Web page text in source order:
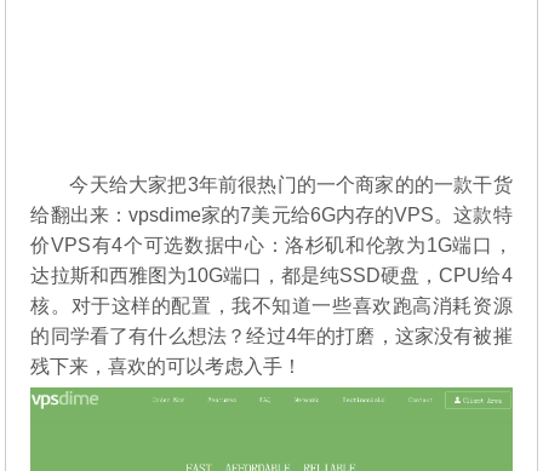
今天给大家把3年前很热门的一个商家的的一款干货
给翻出来：vpsdime家的7美元给6G内存的VPS。这款特
价VPS有4个可选数据中心：洛杉矶和伦敦为1G端口，
达拉斯和西雅图为10G端口，都是纯SSD硬盘，CPU给4
核。对于这样的配置，我不知道一些喜欢跑高消耗资源
的同学看了有什么想法？经过4年的打磨，这家没有被摧
残下来，喜欢的可以考虑入手！